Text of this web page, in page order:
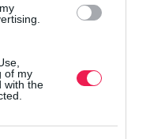
of my
with the